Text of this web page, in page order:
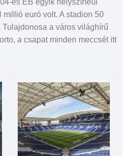
es EB egyik helyszínéül
euró volt. A stadion 50
a város világhírű
a csapat minden meccsét itt